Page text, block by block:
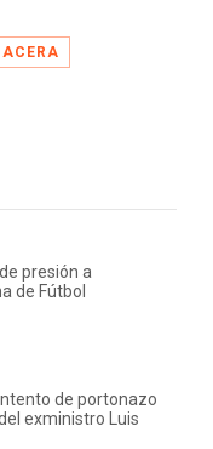
presión a
de Fútbol
de portonazo
exministro Luis